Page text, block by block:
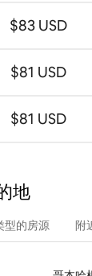
$83 USD
$81 USD
$81 USD
地
型的房源 附